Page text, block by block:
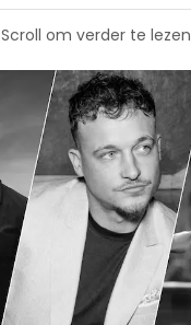
Scroll om verder te lezen